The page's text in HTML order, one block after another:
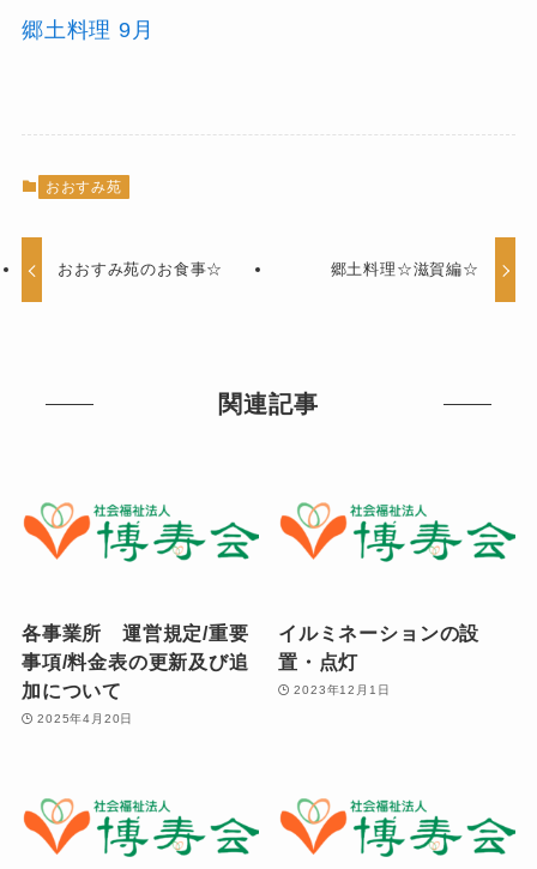
郷土料理 9月
おおすみ苑
おおすみ苑のお食事☆ 郷土料理☆滋賀編☆
関連記事
各事業所 運営規定/重要
事項/料金表の更新及び追
加について
2025年4月20日
イルミネーションの設
置・点灯
2023年12月1日